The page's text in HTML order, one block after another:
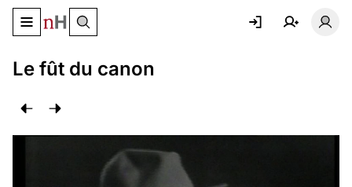
Basculer le menu de navigation
Le fût du canon